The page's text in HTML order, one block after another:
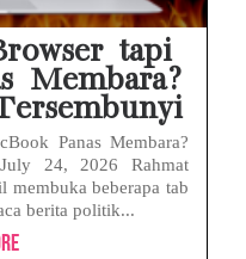
tapi
Membara?
Panas Membara?
24, 2026 Rahmat
membuka beberapa tab
berita politik...